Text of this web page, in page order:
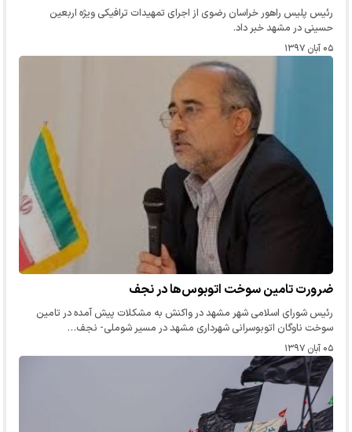
رئیس پلیس راهور خراسان رضوی از اجرای تمهیدات ترافیکی ویژه اربعین
حسینی در مشهد خبر داد.
۰۵ آبان ۱۳۹۷
ضرورت تامین سوخت اتوبوس‌ها در نجف
رئیس شورای اسلامی شهر مشهد در واکنش به مشکلات پیش آمده در تامین
سوخت ناوگان اتوبوسرانی شهرداری مشهد در مسیر شوملی- نجف…
۰۵ آبان ۱۳۹۷